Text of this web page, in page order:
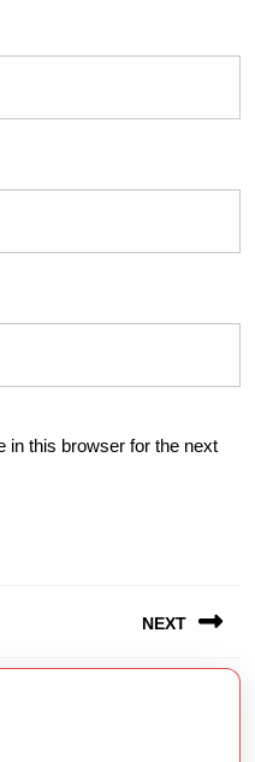
in this browser for the next
NEXT